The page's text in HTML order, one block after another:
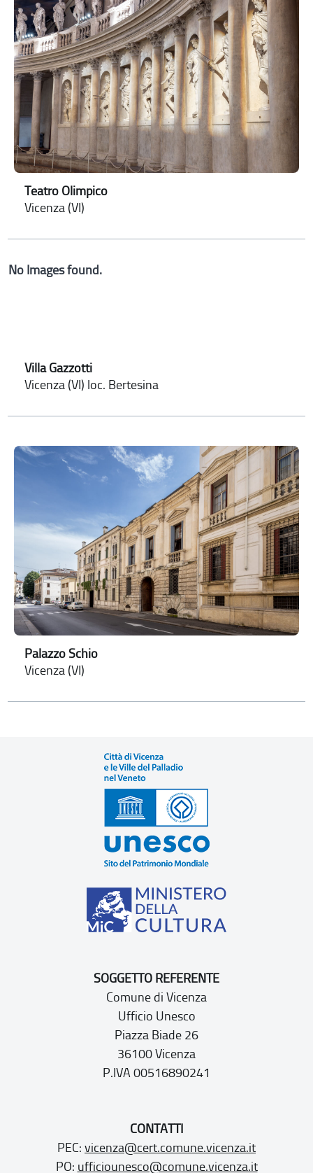
Teatro Olimpico
Vicenza (VI)
No Images found.
Villa Gazzotti
Vicenza (VI) loc. Bertesina
Palazzo Schio
Vicenza (VI)
SOGGETTO REFERENTE
Comune di Vicenza
Ufficio Unesco
Piazza Biade 26
36100 Vicenza
P.IVA 00516890241
CONTATTI
PEC: vicenza@cert.comune.vicenza.it
PO: ufficiounesco@comune.vicenza.it